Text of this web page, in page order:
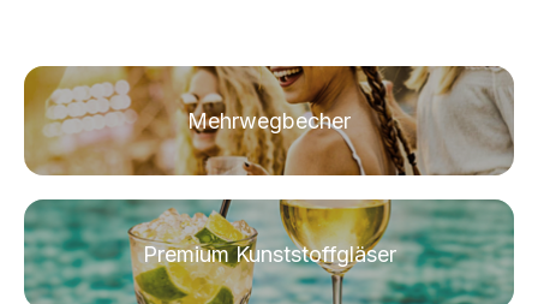
Mehrwegbecher
Premium Kunststoffgläser